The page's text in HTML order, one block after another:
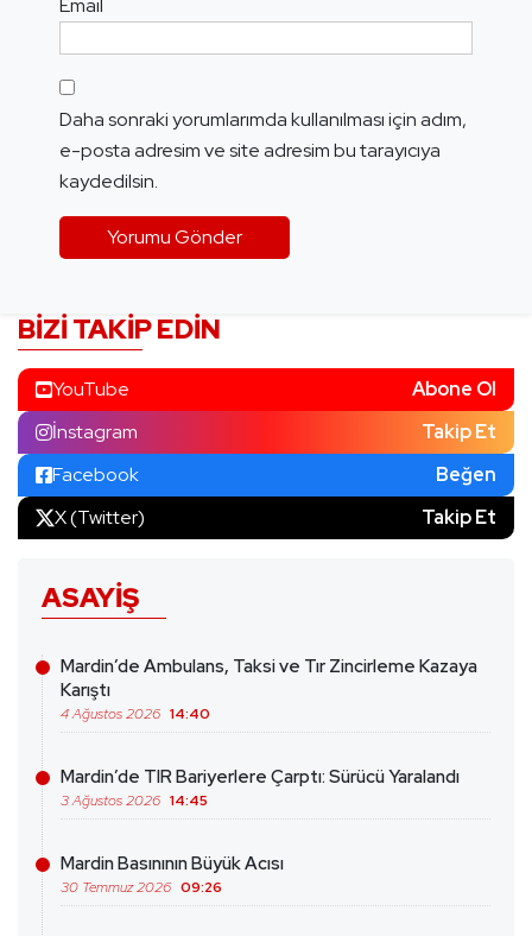
Email
Daha sonraki yorumlarımda kullanılması için adım,
e-posta adresim ve site adresim bu tarayıcıya
kaydedilsin.
BIZI TAKIP EDIN
YouTube
Abone Ol
İnstagram
Takip Et
Facebook
Beğen
X (Twitter)
Takip Et
ASAYIŞ
Mardin’de Ambulans, Taksi ve Tır Zincirleme Kazaya
Karıştı
4 Ağustos 2026 14:40
Mardin’de TIR Bariyerlere Çarptı: Sürücü Yaralandı
3 Ağustos 2026 14:45
Mardin Basınının Büyük Acısı
30 Temmuz 2026 09:26